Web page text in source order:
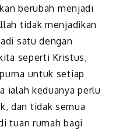
berubah menjadi
tidak menjadikan
satu dengan
seperti Kristus,
untuk setiap
ialah keduanya perlu
dan tidak semua
tuan rumah bagi